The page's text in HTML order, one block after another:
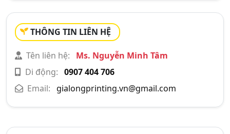
THÔNG TIN LIÊN HỆ
Tên liên hệ:
Ms. Nguyễn Minh Tâm
Di động: 0907 404 706
Email:
gialongprinting.vn@gmail.com